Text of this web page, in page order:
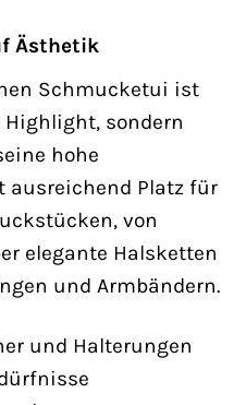
Ästhetik
Schmucketui ist
sondern
hohe
ausreichend Platz für
von
elegante Halsketten
und Armbändern.
und Halterungen